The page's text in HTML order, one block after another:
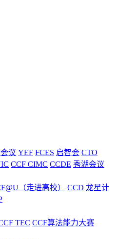
议 YEF FCES 启智会 CTO
CCF CIMC CCDE 秀湖会议
（走进高校） CCD 龙星计
TEC CCF算法能力大赛